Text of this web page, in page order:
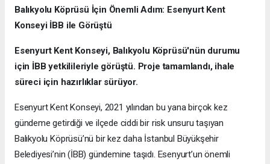
Balıkyolu Köprüsü İçin Önemli Adım: Esenyurt Kent
Konseyi İBB ile Görüştü
Esenyurt Kent Konseyi, Balıkyolu Köprüsü'nün durumu
için İBB yetkilileriyle görüştü. Proje tamamlandı, ihale
süreci için hazırlıklar sürüyor.
Esenyurt Kent Konseyi, 2021 yılından bu yana birçok kez
gündeme getirdiği ve ilçede ciddi bir risk unsuru taşıyan
Balıkyolu Köprüsü’nü bir kez daha İstanbul Büyükşehir
Belediyesi’nin (İBB) gündemine taşıdı. Esenyurt’un önemli